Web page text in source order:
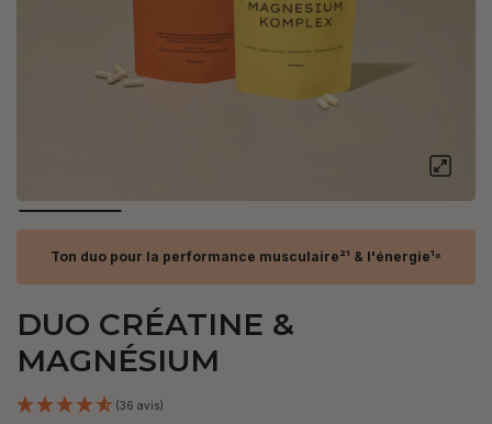
Ton duo pour la performance musculaire²¹ & l'énergie¹⁸
DUO CRÉATINE &
MAGNÉSIUM
(36 avis)